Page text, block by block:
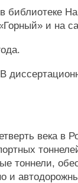
библиотеке
и на
века в
тоннели,
и